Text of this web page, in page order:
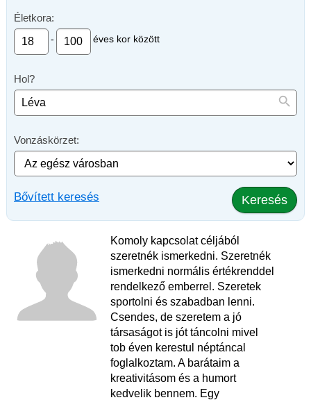
Életkora:
- éves kor között
Hol?
Vonzáskörzet:
Bővített keresés Keresés
Komoly kapcsolat céljából
szeretnék ismerkedni. Szeretnék
ismerkedni normális értékrenddel
rendelkező emberrel. Szeretek
sportolni és szabadban lenni.
Csendes, de szeretem a jó
társaságot is jót táncolni mivel
tob éven kerestul néptáncal
foglalkoztam. A barátaim a
kreativitásom és a humort
kedvelik bennem. Egy